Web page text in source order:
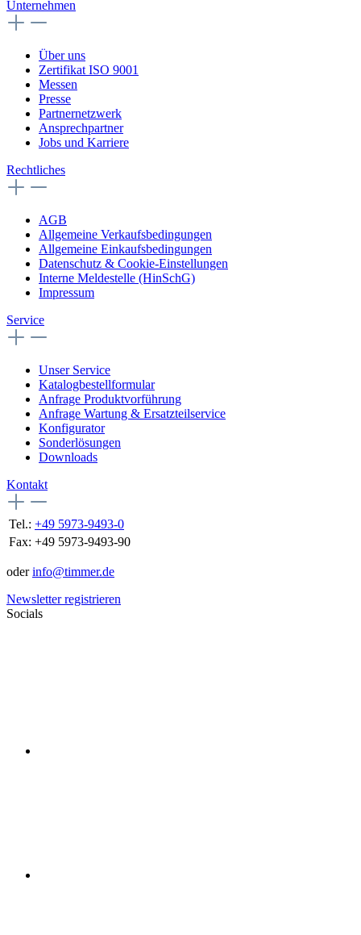
Unternehmen
Über uns
Zertifikat ISO 9001
Messen
Presse
Partnernetzwerk
Ansprechpartner
Jobs und Karriere
Rechtliches
AGB
Allgemeine Verkaufsbedingungen
Allgemeine Einkaufsbedingungen
Datenschutz & Cookie-Einstellungen
Interne Meldestelle (HinSchG)
Impressum
Service
Unser Service
Katalogbestellformular
Anfrage Produktvorführung
Anfrage Wartung & Ersatzteilservice
Konfigurator
Sonderlösungen
Downloads
Kontakt
Tel.: +49 5973-9493-0
Fax: +49 5973-9493-90
oderinfo@timmer.de
Newsletter registrieren
Socials